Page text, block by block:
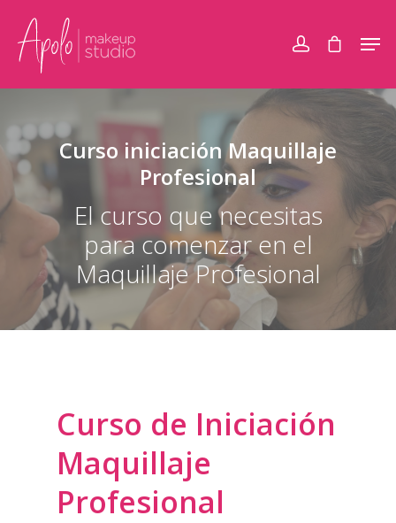
Curso iniciación Maquillaje
Profesional
El curso que necesitas
para comenzar en el
Maquillaje Profesional
Curso de Iniciación
Maquillaje
Profesional